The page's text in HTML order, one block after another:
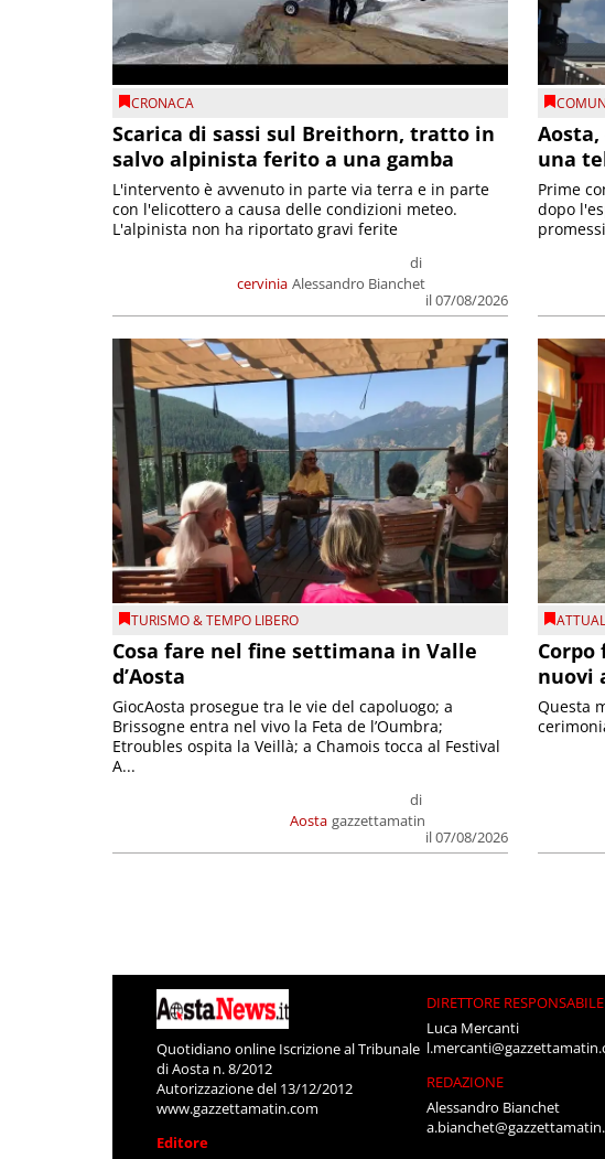
CRONACA
Scarica di sassi sul Breithorn, tratto in
salvo alpinista ferito a una gamba
cervinia
di
Alessandro Bianchet
il 07/08/2026
L'intervento è avvenuto in parte via terra e in parte
con l'elicottero a causa delle condizioni meteo.
L'alpinista non ha riportato gravi ferite
una
Prime
dopo
TURISMO & TEMPO LIBERO
Cosa fare nel fine settimana in Valle
d’Aosta
Aosta
di
gazzettamatin
il 07/08/2026
GiocAosta prosegue tra le vie del capoluogo; a
Brissogne entra nel vivo la Feta de l’Oumbra;
Etroubles ospita la Veillà; a Chamois tocca al Festival
A...
Corpo
nuovi
Questa
Quotidiano online Iscrizione al Tribunale
di Aosta n. 8/2012
Autorizzazione del 13/12/2012
www.gazzettamatin.com
Editore
DIRETTORE RESPONSABILE
Luca Mercanti
REDAZIONE
Alessandro Bianchet